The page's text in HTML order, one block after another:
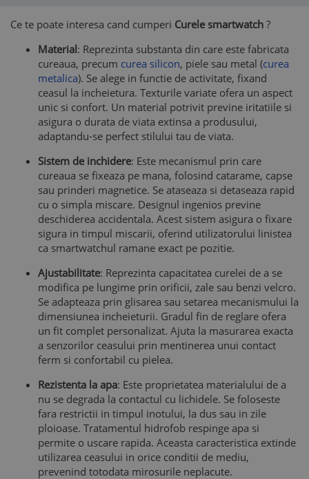
Ce te poate interesa cand cumperi Curele smartwatch ?
Material: Reprezinta substanta din care este fabricata
cureaua, precum curea silicon, piele sau metal (curea
metalica). Se alege in functie de activitate, fixand
ceasul la incheietura. Texturile variate ofera un aspect
unic si confort. Un material potrivit previne iritatiile si
asigura o durata de viata extinsa a produsului,
adaptandu-se perfect stilului tau de viata.
Sistem de inchidere: Este mecanismul prin care
cureaua se fixeaza pe mana, folosind catarame, capse
sau prinderi magnetice. Se ataseaza si detaseaza rapid
cu o simpla miscare. Designul ingenios previne
deschiderea accidentala. Acest sistem asigura o fixare
sigura in timpul miscarii, oferind utilizatorului linistea
ca smartwatchul ramane exact pe pozitie.
Ajustabilitate: Reprezinta capacitatea curelei de a se
modifica pe lungime prin orificii, zale sau benzi velcro.
Se adapteaza prin glisarea sau setarea mecanismului la
dimensiunea incheieturii. Gradul fin de reglare ofera
un fit complet personalizat. Ajuta la masurarea exacta
a senzorilor ceasului prin mentinerea unui contact
ferm si confortabil cu pielea.
Rezistenta la apa: Este proprietatea materialului de a
nu se degrada la contactul cu lichidele. Se foloseste
fara restrictii in timpul inotului, la dus sau in zile
ploioase. Tratamentul hidrofob respinge apa si
permite o uscare rapida. Aceasta caracteristica extinde
utilizarea ceasului in orice conditii de mediu,
prevenind totodata mirosurile neplacute.